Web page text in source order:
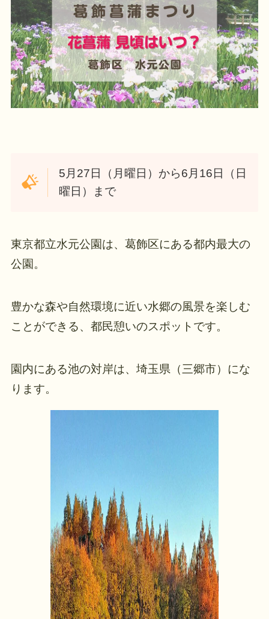
5月27日（月曜日）から6月16日（日
曜日）まで
東京都立水元公園は、葛飾区にある都内最大の
公園。
豊かな森や自然環境に近い水郷の風景を楽しむ
ことができる、都民憩いのスポットです。
園内にある池の対岸は、埼玉県（三郷市）にな
ります。